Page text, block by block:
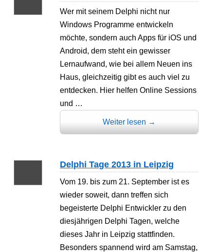
Wer mit seinem Delphi nicht nur
Windows Programme entwickeln
möchte, sondern auch Apps für iOS und
Android, dem steht ein gewisser
Lernaufwand, wie bei allem Neuen ins
Haus, gleichzeitig gibt es auch viel zu
entdecken. Hier helfen Online Sessions
und …
Weiter lesen →
Delphi Tage 2013 in Leipzig
Vom 19. bis zum 21. September ist es
wieder soweit, dann treffen sich
begeisterte Delphi Entwickler zu den
diesjährigen Delphi Tagen, welche
dieses Jahr in Leipzig stattfinden.
Besonders spannend wird am Samstag,